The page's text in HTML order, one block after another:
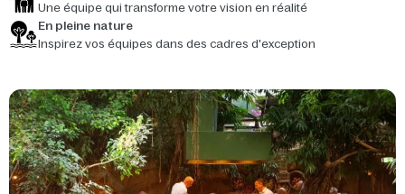
Une équipe qui transforme votre vision en réalité
En pleine nature
Inspirez vos équipes dans des cadres d'exception